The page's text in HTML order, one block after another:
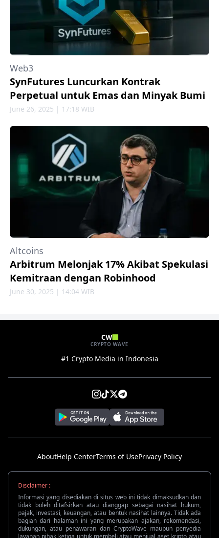
Web3
SynFutures Luncurkan Kontrak
Perpetual untuk Emas dan Minyak Bumi
June 26, 2025 | 17:18 WIB
Altcoins
Arbitrum Melonjak 17% Akibat Spekulasi
Kemitraan dengan Robinhood
June 30, 2025 | 14:04 WIB
CW
CRYPTO WAVE
#1 Crypto Media in Indonesia
AboutHelp CenterTerms of UsePrivacy Policy
Disclaimer :
Informasi yang disediakan di situs web ini tidak dimaksudkan dan
tidak boleh ditafsirkan atau dianggap sebagai nasihat hukum,
pajak, investasi, keuangan, atau bentuk nasihat lainnya. Tidak ada
bagian dari halaman ini yang merupakan ajakan, rekomendasi,
dukungan, atau penawaran dari CryptoWave maupun penyedia
layanan pihak ketiga untuk membeli atau menjual aset kripto atau